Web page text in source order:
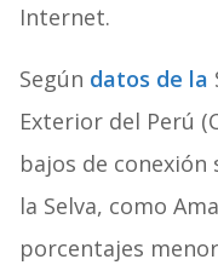
Internet.
Según datos de la
Exterior del Perú
bajos de
la Selva, como
porcentajes